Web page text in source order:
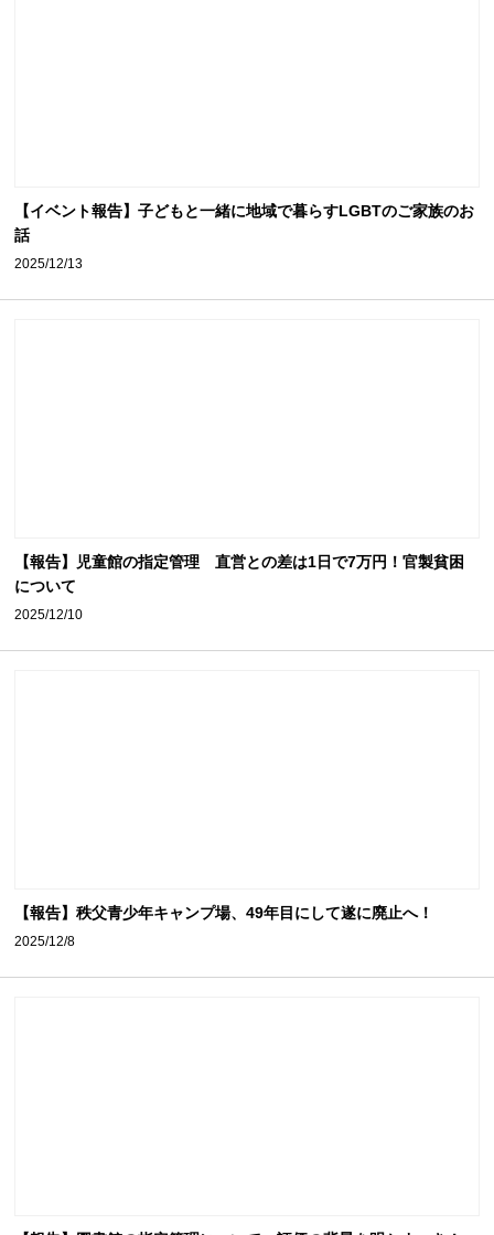
【イベント報告】子どもと一緒に地域で暮らすLGBTのご家族のお
話
2025/12/13
【報告】児童館の指定管理 直営との差は1日で7万円！官製貧困
について
2025/12/10
【報告】秩父青少年キャンプ場、49年目にして遂に廃止へ！
2025/12/8